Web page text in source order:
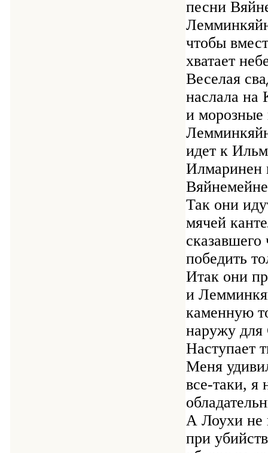
песни
чтобы
хватает
Веселая
наслала на
и морозные
идет к
Илмаринен
Так они
мячей
победить
Итак они
и
каменную
наружу
Наступает
Меня
все-таки, я
А Лоухи не
при